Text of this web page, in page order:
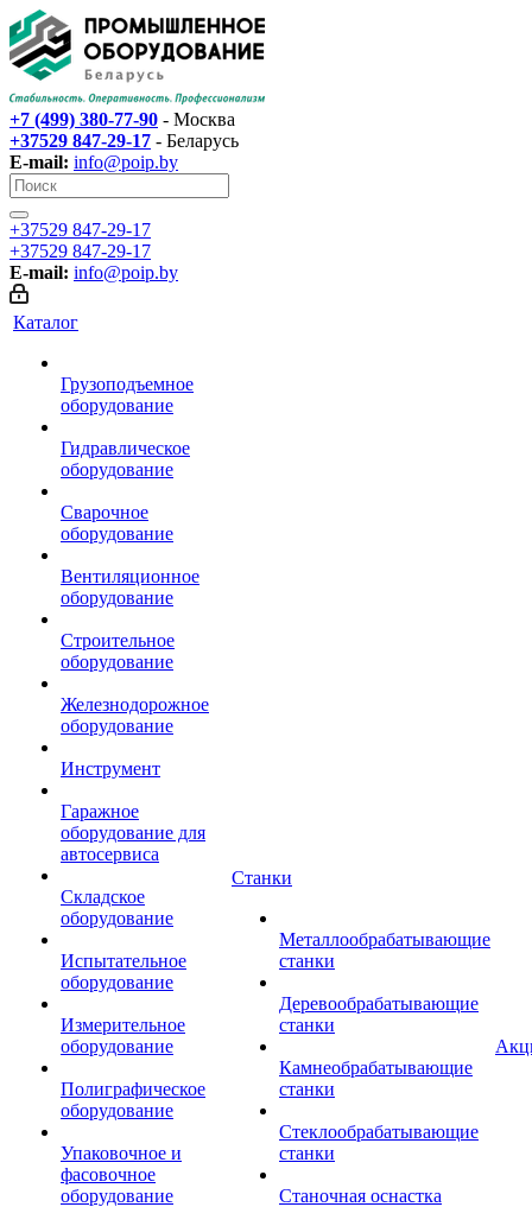
+7 (499) 380-77-90 - Москва
+37529 847-29-17‬ - Беларусь
E-mail: info@poip.by
+37529 847-29-17‬
+37529 847-29-17‬
E-mail: info@poip.by
Каталог
Грузоподъемное
оборудование
Гидравлическое
оборудование
Сварочное
оборудование
Вентиляционное
оборудование
Строительное
оборудование
Железнодорожное
оборудование
Инструмент
Гаражное
оборудование для
автосервиса
Складское
оборудование
Испытательное
оборудование
Измерительное
оборудование
Полиграфическое
оборудование
Упаковочное и
фасовочное
оборудование
Станки
Металлообрабатывающие
станки
Деревообрабатывающие
станки
Камнеобрабатывающие
станки
Стеклообрабатывающие
станки
Станочная оснастка